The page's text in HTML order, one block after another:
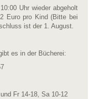
Uhr wieder abgeholt
Euro pro Kind (Bitte bei
ist der 1. August.
es in der Bücherei:
Fr 14-18, Sa 10-12